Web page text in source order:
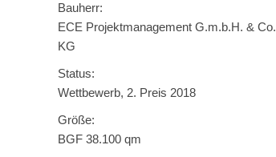
Bauherr:
ECE Projektmanagement G.m.b.H. & Co.
KG
Status:
Wettbewerb, 2. Preis 2018
Größe:
BGF 38.100 qm